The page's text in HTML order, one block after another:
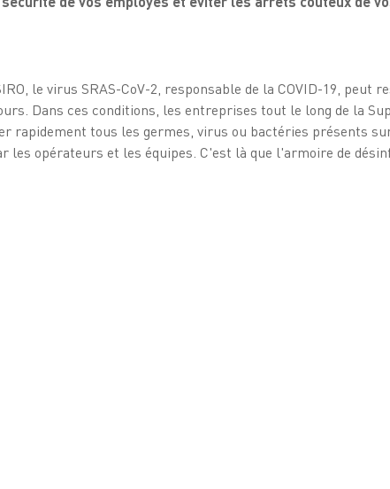
le virus SRAS-CoV-2, responsable de la COVID-19,
Dans ces conditions, les entreprises tout le long de la
rapidement tous les germes, virus ou bactéries présents
les opérateurs et les équipes. C'est là que l'armoire de